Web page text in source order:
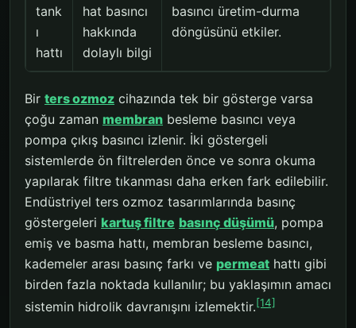
tank
ı
hattı
hat basıncı
hakkında
dolaylı bilgi
basıncı üretim-durma
döngüsünü etkiler.
Bir ters ozmoz cihazında tek bir gösterge varsa
çoğu zaman membran besleme basıncı veya
pompa çıkış basıncı izlenir. İki göstergeli
sistemlerde ön filtrelerden önce ve sonra okuma
yapılarak filtre tıkanması daha erken fark edilebilir.
Endüstriyel ters ozmoz tasarımlarında basınç
göstergeleri kartuş filtre basınç düşümü, pompa
emiş ve basma hattı, membran besleme basıncı,
kademeler arası basınç farkı ve permeat hattı gibi
birden fazla noktada kullanılır; bu yaklaşımın amacı
sistemin hidrolik davranışını izlemektir.[14]